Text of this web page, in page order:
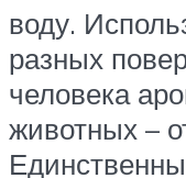
воду.
разных
человека
животных –